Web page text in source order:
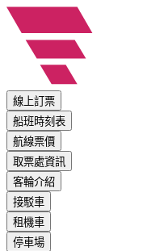
線上訂票
船班時刻表
航線票價
取票處資訊
客輪介紹
接駁車
租機車
停車場